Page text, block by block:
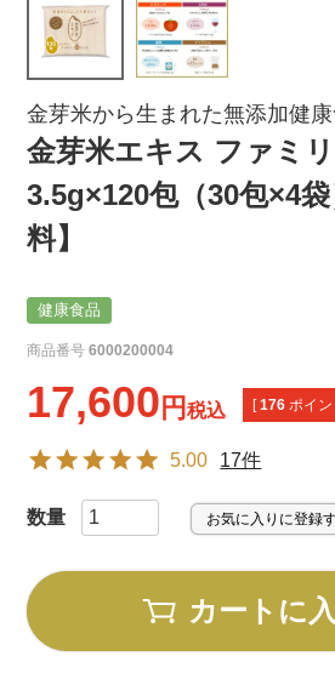
金芽米から生まれた無添加健
金芽米エキス ファミ
3.5g×120包（30包×4
料】
健康食品
商品番号 6000200004
17,600 税込 [ 176 ポイ
5.00 17件
お気に入りに登録
カートに